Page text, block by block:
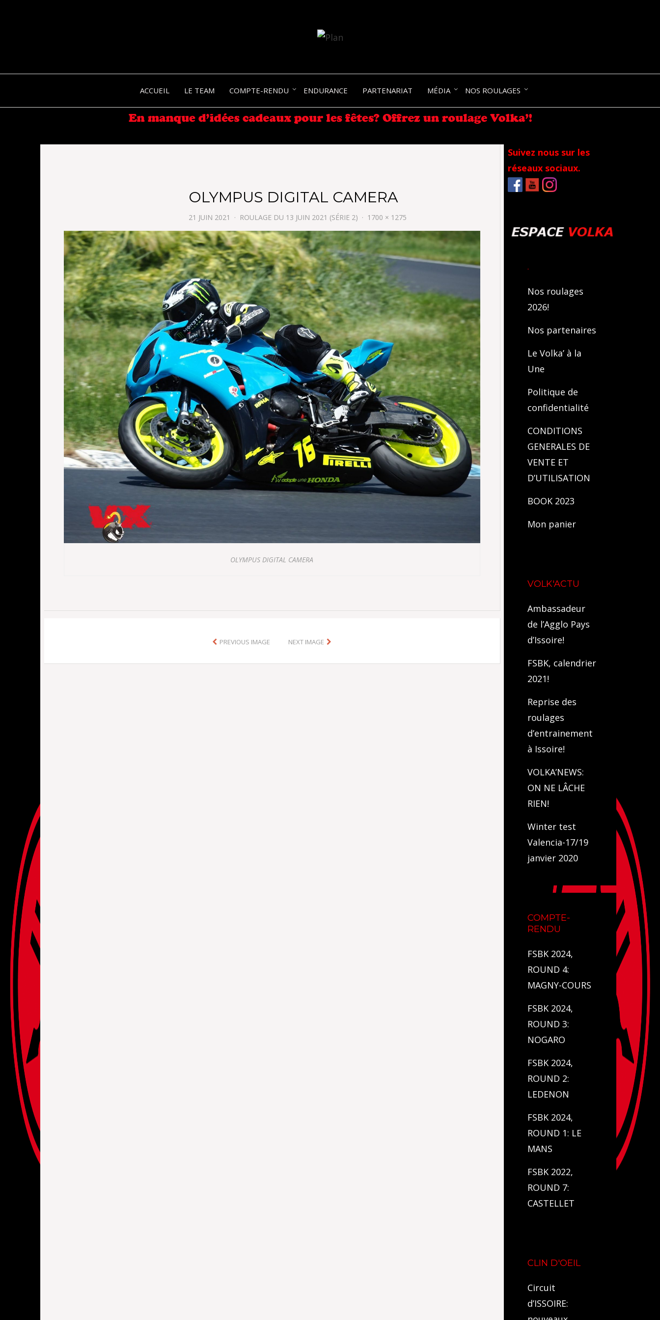
VOLKANIK-
ENDURANCE
ACCUEIL LE TEAM COMPTE-RENDU ENDURANCE PARTENARIAT MÉDIA NOS ROULAGES
OLYMPUS DIGITAL CAMERA
21 JUIN 2021 ROULAGE DU 13 JUIN 2021 (SÉRIE 2) 1700 × 1275
OLYMPUS DIGITAL CAMERA
PREVIOUS IMAGE NEXT IMAGE
Suivez nous sur les
réseaux sociaux.
.
Nos roulages
2026!
Nos partenaires
Le Volka’ à la
Une
Politique de
confidentialité
CONDITIONS
GENERALES DE
VENTE ET
D’UTILISATION
BOOK 2023
Mon panier
VOLK'ACTU
Ambassadeur
de l’Agglo Pays
d’Issoire!
FSBK, calendrier
2021!
Reprise des
roulages
d’entrainement
à Issoire!
VOLKA’NEWS:
ON NE LÂCHE
RIEN!
Winter test
Valencia-17/19
janvier 2020
COMPTE-
RENDU
FSBK 2024,
ROUND 4:
MAGNY-COURS
FSBK 2024,
ROUND 3:
NOGARO
FSBK 2024,
ROUND 2:
LEDENON
FSBK 2024,
ROUND 1: LE
MANS
FSBK 2022,
ROUND 7:
CASTELLET
CLIN D'OEIL
Circuit
d’ISSOIRE: